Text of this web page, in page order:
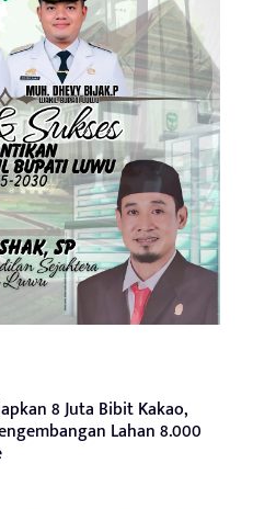
8 Juta Bibit Kakao,
Lahan 8.000